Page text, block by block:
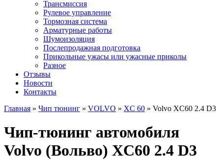
Трансмиссия
Рулевое управление
Тормозная система
Арматурные работы
Шумоизоляция
Послепродажная подготовка
Прикольные ужасы или ужасные приколы
Разное
Отзывы
Новости
Контакты
Главная » Чип тюнинг » VOLVO » XC 60 » Volvo XC60 2.4 D3
Чип-тюнинг автомобиля
Volvo (Вольво) XC60 2.4 D3